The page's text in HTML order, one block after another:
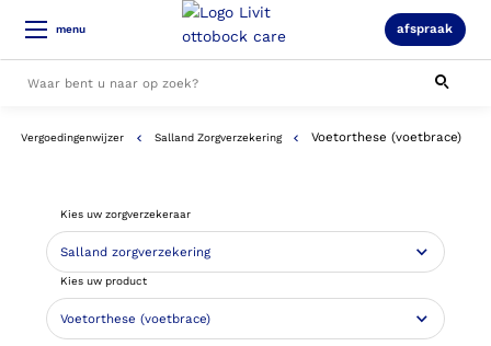
menu afspraak
Alle resultaten
Vergoedingenwijzer Salland Zorgverzekering Voetorthese (voetbrace)
Kies uw zorgverzekeraar
Kies uw product